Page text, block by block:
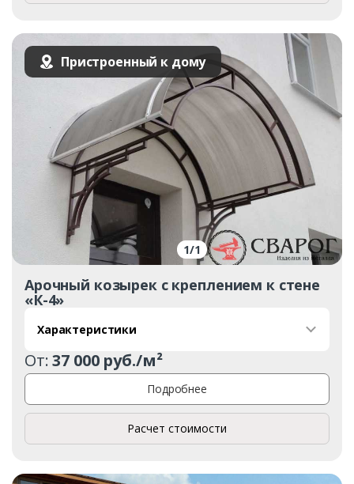
Пристроенный к дому
1/1
Арочный козырек с креплением к стене
«К-4»
Характеристики
От:37 000 руб./м²
Подробнее
Расчет стоимости